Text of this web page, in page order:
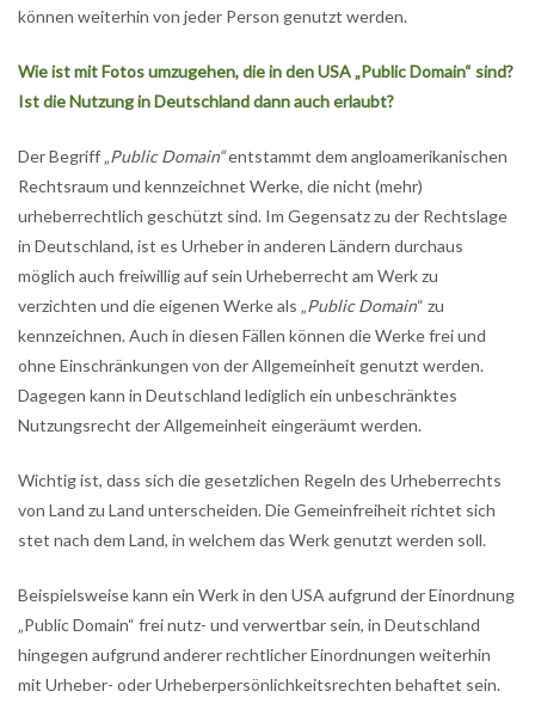
können weiterhin von jeder Person genutzt werden.
Wie ist mit Fotos umzugehen, die in den USA „Public Domain“ sind?
Ist die Nutzung in Deutschland dann auch erlaubt?
Der Begriff „Public Domain“entstammt dem angloamerikanischen
Rechtsraum und kennzeichnet Werke, die nicht (mehr)
urheberrechtlich geschützt sind. Im Gegensatz zu der Rechtslage
in Deutschland, ist es Urheber in anderen Ländern durchaus
möglich auch freiwillig auf sein Urheberrecht am Werk zu
verzichten und die eigenen Werke als „Public Domain“ zu
kennzeichnen. Auch in diesen Fällen können die Werke frei und
ohne Einschränkungen von der Allgemeinheit genutzt werden.
Dagegen kann in Deutschland lediglich ein unbeschränktes
Nutzungsrecht der Allgemeinheit eingeräumt werden.
Wichtig ist, dass sich die gesetzlichen Regeln des Urheberrechts
von Land zu Land unterscheiden. Die Gemeinfreiheit richtet sich
stet nach dem Land, in welchem das Werk genutzt werden soll.
Beispielsweise kann ein Werk in den USA aufgrund der Einordnung
„Public Domain“ frei nutz- und verwertbar sein, in Deutschland
hingegen aufgrund anderer rechtlicher Einordnungen weiterhin
mit Urheber- oder Urheberpersönlichkeitsrechten behaftet sein.